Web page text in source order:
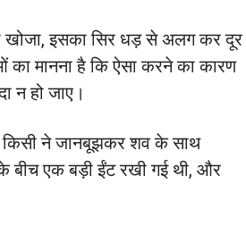
खोजा, इसका सिर धड़ से अलग कर दूर
का मानना है कि ऐसा करने का कारण
न हो जाए।
किसी ने जानबूझकर शव के साथ
बीच एक बड़ी ईंट रखी गई थी, और